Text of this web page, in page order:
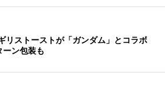
リストーストが「ガンダム」とコラボ
ン包装も